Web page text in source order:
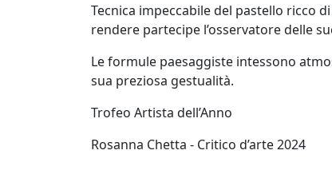
Boesso
Ivana
Bomben
Tecnica impeccabile del pastello ricco
rendere partecipe l’osservatore delle
Le formule paesaggiste intessono
sua preziosa gestualità.
Trofeo Artista dell’Anno
Rosanna Chetta - Critico d’arte 2024